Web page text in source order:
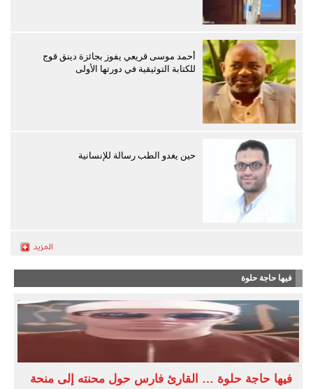
أحمد موسى قريعي يفوز بجائزة دينق قوج
للكتابة التوثيقية في دورتها الأولى
حين يغدو الطب رسالة للإنسانية
فيها حاجة حلوة
فيها حاجة حلوة … القارئ فارس حول محنته إلى منحة